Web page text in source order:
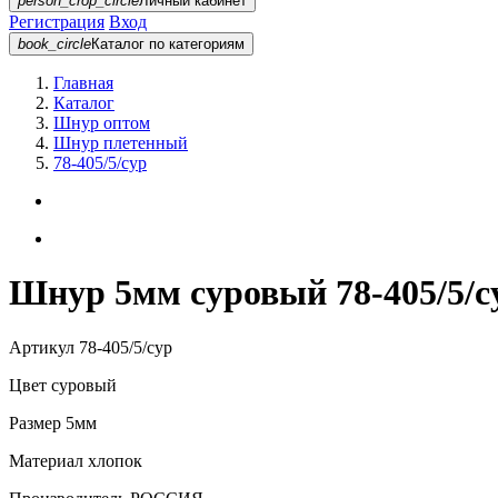
Регистрация Вход
book_circleКаталог по категориям
Главная
Каталог
Шнур оптом
Шнур плетенный
78-405/5/сур
Шнур 5мм суровый 78-405/5/
Артикул 78-405/5/сур
Цвет суровый
Размер 5мм
Материал хлопок